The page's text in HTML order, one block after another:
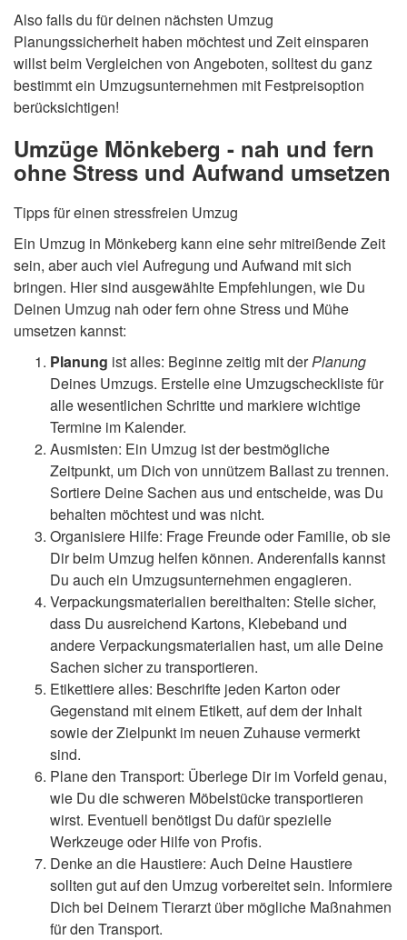
Also falls du für deinen nächsten Umzug
Planungssicherheit haben möchtest und Zeit einsparen
willst beim Vergleichen von Angeboten, solltest du ganz
bestimmt ein Umzugsunternehmen mit Festpreisoption
berücksichtigen!
Umzüge Mönkeberg - nah und fern
ohne Stress und Aufwand umsetzen
Tipps für einen stressfreien Umzug
Ein Umzug in Mönkeberg kann eine sehr mitreißende Zeit
sein, aber auch viel Aufregung und Aufwand mit sich
bringen. Hier sind ausgewählte Empfehlungen, wie Du
Deinen Umzug nah oder fern ohne Stress und Mühe
umsetzen kannst:
Planung ist alles: Beginne zeitig mit derPlanung
Deines Umzugs. Erstelle eine Umzugscheckliste für
alle wesentlichen Schritte und markiere wichtige
Termine im Kalender.
Ausmisten: Ein Umzug ist der bestmögliche
Zeitpunkt, um Dich von unnützem Ballast zu trennen.
Sortiere Deine Sachen aus und entscheide, was Du
behalten möchtest und was nicht.
Organisiere Hilfe: Frage Freunde oder Familie, ob sie
Dir beim Umzug helfen können. Anderenfalls kannst
Du auch ein Umzugsunternehmen engagieren.
Verpackungsmaterialien bereithalten: Stelle sicher,
dass Du ausreichend Kartons, Klebeband und
andere Verpackungsmaterialien hast, um alle Deine
Sachen sicher zu transportieren.
Etikettiere alles: Beschrifte jeden Karton oder
Gegenstand mit einem Etikett, auf dem der Inhalt
sowie der Zielpunkt im neuen Zuhause vermerkt
sind.
Plane den Transport: Überlege Dir im Vorfeld genau,
wie Du die schweren Möbelstücke transportieren
wirst. Eventuell benötigst Du dafür spezielle
Werkzeuge oder Hilfe von Profis.
Denke an die Haustiere: Auch Deine Haustiere
sollten gut auf den Umzug vorbereitet sein. Informiere
Dich bei Deinem Tierarzt über mögliche Maßnahmen
für den Transport.